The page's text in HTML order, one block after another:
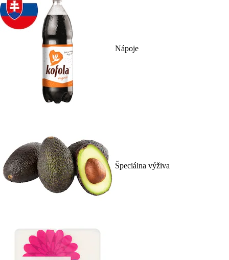
Nápoje
Špeciálna výživa